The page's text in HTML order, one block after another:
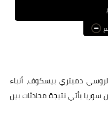
عالم المرأة
أخبار عربية
دميتري بيسكوف، أنباء
سوريا يأتي نتيجة محادثات بين